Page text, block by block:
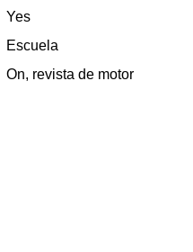
Yes
Escuela
On, revista de motor